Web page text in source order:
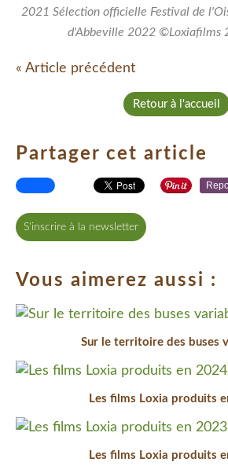
2021 Sélection officielle Festival de
d'Abbeville 2022 ©Loxiafilms
« Article précédent
Retour à l'accueil
Partager cet article
S'inscrire à la newsletter
Vous aimerez aussi :
Sur le territoire des buses
Les films Loxia produits
Les films Loxia produits